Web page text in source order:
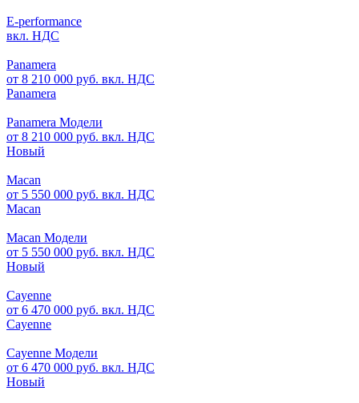
E-performance
вкл. НДС
Panamera
от 8 210 000 руб. вкл. НДС
Panamera
Panamera Модели
от 8 210 000 руб. вкл. НДС
Новый
Macan
от 5 550 000 руб. вкл. НДС
Macan
Macan Модели
от 5 550 000 руб. вкл. НДС
Новый
Cayenne
от 6 470 000 руб. вкл. НДС
Cayenne
Cayenne Модели
от 6 470 000 руб. вкл. НДС
Новый